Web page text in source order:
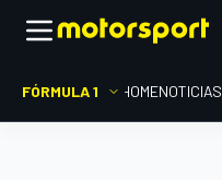
FÓRMULA 1 HOMENOTICIAS